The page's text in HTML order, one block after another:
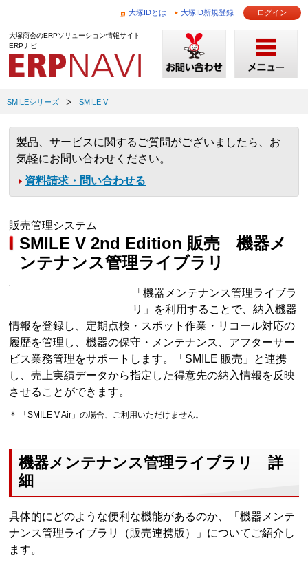
大塚IDとは 大塚ID新規登録 ログイン
大塚商会のERPソリューション情報サイト
ERPナビ
SMILEシリーズ SMILE V
製品、サービスに関するご質問がございましたら、お
気軽にお問い合わせください。
資料請求・問い合わせる
販売管理システム
SMILE V 2nd Edition 販売 機器メ
ンテナンス管理ライブラリ
「機器メンテナンス管理ライブラ
リ」を利用することで、納入機器
情報を登録し、定期点検・スポット作業・リコール対応の
履歴を管理し、機器の保守・メンテナンス、アフターサー
ビス業務管理をサポートします。「SMILE 販売」と連携
し、売上実績データから指定した得意先の納入情報を反映
させることができます。
＊ 「SMILE V Air」の場合、ご利用いただけません。
機器メンテナンス管理ライブラリ 詳
細
具体的にどのような便利な機能があるのか、「機器メンテ
ナンス管理ライブラリ（販売連携版）」についてご紹介し
ます。